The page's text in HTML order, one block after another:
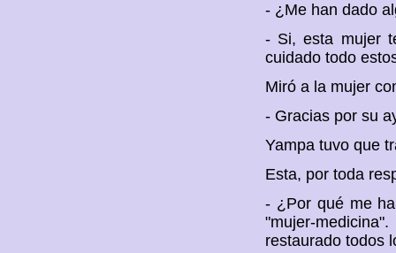
- ¿Me han dado
- Si, esta mujer
cuidado todo
Miró a la mujer
- Gracias por su
Yampa tuvo que
Esta, por toda
- ¿Por qué me
"mujer-
restaurado todos